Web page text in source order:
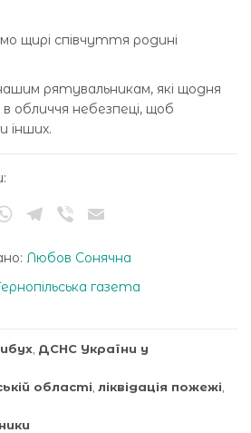
щирі співчуття родині
рятувальникам, які щодня
обличчя небезпеці, щоб
інших.
WhatsApp
Telegram
Viber
Любов Сонячна
газета
ДСНС України у
області ліквідація пожежі